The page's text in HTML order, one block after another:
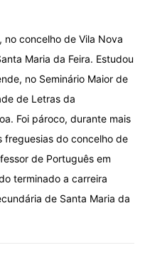
no concelho de Vila Nova
Maria da Feira. Estudou
no Seminário Maior de
de Letras da
Foi pároco, durante mais
freguesias do concelho de
de Português em
terminado a carreira
de Santa Maria da